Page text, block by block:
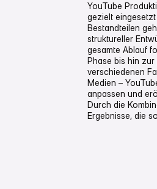
YouTube
gezielt
Bestandteilen
struktureller
gesamte Ablauf
Phase bis hin
verschiedenen
Medien –
anpassen und
Durch die
Ergebnisse, die